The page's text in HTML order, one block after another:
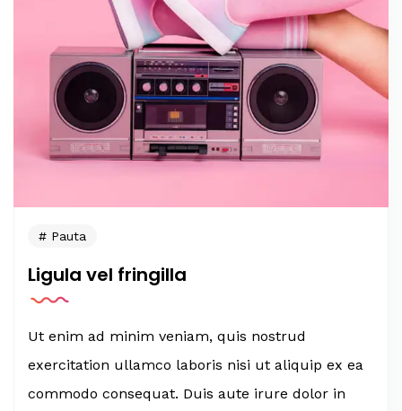
Pauta
Ligula vel fringilla
Ut enim ad minim veniam, quis nostrud
exercitation ullamco laboris nisi ut aliquip ex ea
commodo consequat. Duis aute irure dolor in